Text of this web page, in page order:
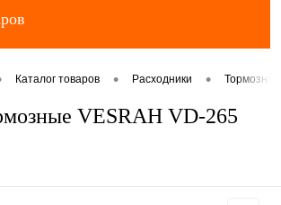
Каталог товаров • Расходники •
VESRAH VD-265